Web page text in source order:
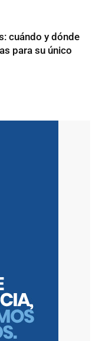
cuándo y dónde
para su único